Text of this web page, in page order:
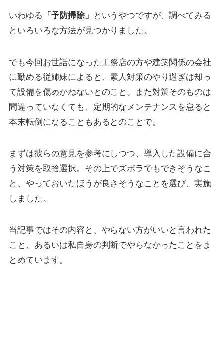
いわゆる 「予防掃除」
というやつですが、調べてみる
といろいろな方法が見つかりました。
でも今回お世話になった工務店の方や建築関係の会社
に勤める従姉妹によると、素人対策のやり過ぎは却っ
て設備を傷めかねないとのこと。また対策そのものは
間違っていなくても、定期的なメンテナンスを怠ると
本末転倒になることもあるとのことで。
まずは彼らの意見を参考にしつつ、導入した設備に合
う対策を取捨選択。その上でズボラでもできそうなこ
と、やっておいたほうが良さそうなことを選び、実施
しました。
当記事ではその内容と、やらない方がいいと言われた
こと、あるいは私自身の判断でやらなかったことをま
とめています。